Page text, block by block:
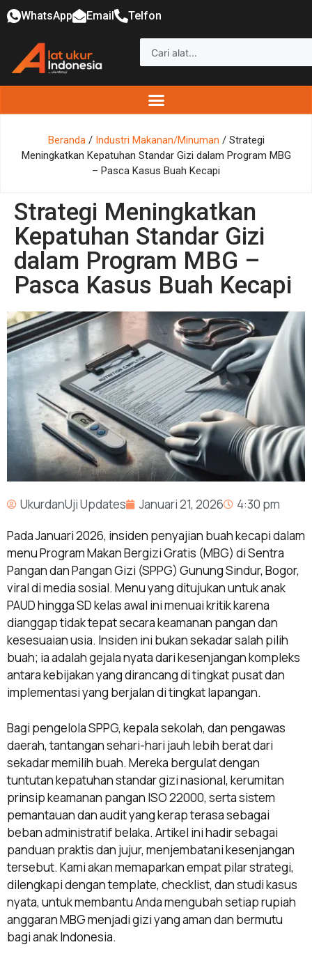
WhatsApp Email Telfon
Beranda/ Industri Makanan/Minuman / Strategi
Meningkatkan Kepatuhan Standar Gizi dalam Program MBG
– Pasca Kasus Buah Kecapi
Strategi Meningkatkan
Kepatuhan Standar Gizi
dalam Program MBG –
Pasca Kasus Buah Kecapi
UkurdanUji Updates Januari 21, 2026
4:30 pm
Pada Januari 2026, insiden penyajian buah kecapi dalam
menu Program Makan Bergizi Gratis (MBG) di Sentra
Pangan dan Pangan Gizi (SPPG) Gunung Sindur, Bogor,
viral di media sosial. Menu yang ditujukan untuk anak
PAUD hingga SD kelas awal ini menuai kritik karena
dianggap tidak tepat secara keamanan pangan dan
kesesuaian usia. Insiden ini bukan sekadar salah pilih
buah; ia adalah gejala nyata dari kesenjangan kompleks
antara kebijakan yang dirancang di tingkat pusat dan
implementasi yang berjalan di tingkat lapangan.
Bagi pengelola SPPG, kepala sekolah, dan pengawas
daerah, tantangan sehari-hari jauh lebih berat dari
sekadar memilih buah. Mereka bergulat dengan
tuntutan kepatuhan standar gizi nasional, kerumitan
prinsip keamanan pangan ISO 22000, serta sistem
pemantauan dan audit yang kerap terasa sebagai
beban administratif belaka. Artikel ini hadir sebagai
panduan praktis dan jujur, menjembatani kesenjangan
tersebut. Kami akan memaparkan empat pilar strategi,
dilengkapi dengan template, checklist, dan studi kasus
nyata, untuk membantu Anda mengubah setiap rupiah
anggaran MBG menjadi gizi yang aman dan bermutu
bagi anak Indonesia.